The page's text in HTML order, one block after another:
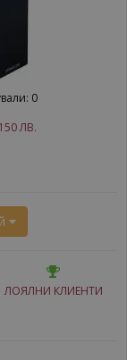
0
ЛВ.
ЛОЯЛНИ КЛИЕНТИ